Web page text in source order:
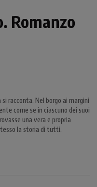
Romanzo
racconta. Nel borgo ai margini
come se in ciascuno dei suoi
una vera e propria
la storia di tutti.